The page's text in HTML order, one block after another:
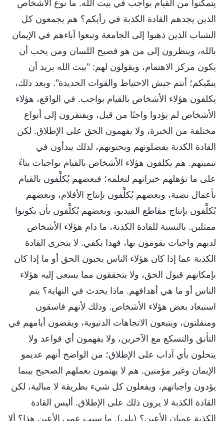
يتمكنوا من القيام بواجب في بيت الله. ما نوع الأشخاص
الذين يجدهم القادة الكذبة في رأيكم؟ هم يجمعون كل
الشباب الذين ذهبوا إلى الجامعة وتبعوا آباءهم في الإيمان
بالله، وينظرون إلى من هو فصيح اللسان ومن يحب أن
يكون مركز الاهتمام، ويقولون لهم: "بيت الله يريد أن
ينمّيكم؛ أنتم جيش الاحتياط والقوات الجديدة". وبعد ذلك،
يكلفون هؤلاء الأشخاص بالقيام بواجب. في الواقع، هؤلاء
الأشخاص لم يؤدوا واجبًا من قبل، ويفتقرون إلى أنواع
مختلفة من الخبرة، ولا يفهمون الحق على الإطلاق. لكن
القادة الكذبة يفضلونهم ويحبونهم، لذلك يبدأون في
تنميتهم. هم يكلفون هؤلاء الأشخاص بالقيام بواجبات بناءً
على ما تؤهلهم خبراتهم لتعلمه؛ فبعضهم يُكلَّفون بالقيام
بأعمال نصية، وبعضهم يُكلَّفون بإنتاج الأفلام، وبعضهم
يُكلَّفون بإنتاج مقاطع الفيديو، وبعضهم يُكلَّفون بأن يكونوا
ممثلين. بالنسبة للقادة الكذبة، ما دام هؤلاء الأشخاص
لديهم واجبات يقومون بها، فهذا يكفي. لا يتحرى القادة
الكذبة عما إذا كان هؤلاء الناس يحبون الحق أو ما إذا كان
بإمكانهم قبول الحق، ولا يتحققون مما يسعى إليه هؤلاء
الناس أو ما هي أهدافهم. ماذا يحدث في النهاية؟ يتم
استبعاد بعض هؤلاء الأشخاص. وذلك لأنهم فاسقون
ومنفلتون، ويتبعون الاتجاهات الدنيوية، ويقضون أيامهم في
التأنق والتسكع مع الآخرين، ولا يفهمون أي قواعد ولا
يتحلون بأي آداب على الإطلاق؛ من الواضح أنهم عديمو
الإيمان وغير مؤمنين. هم لا يهتمون بعملهم الصحيح بينما
يؤدون واجباتهم، ويفعلون كل شيء بطريقة لا مبالية، لكن
القادة الكذبة لا يرون ذلك على الإطلاق. أليس القادة
الكذبة عميان الأعين؟ (بلى). ما سبب عمى الأعين هذا؟ ألا